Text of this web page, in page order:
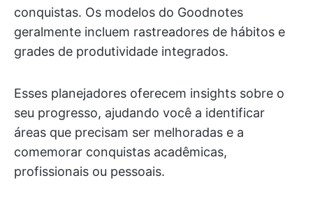
conquistas. Os modelos do Goodnotes
geralmente incluem rastreadores de hábitos e
grades de produtividade integrados.
Esses planejadores oferecem insights sobre o
seu progresso, ajudando você a identificar
áreas que precisam ser melhoradas e a
comemorar conquistas acadêmicas,
profissionais ou pessoais.